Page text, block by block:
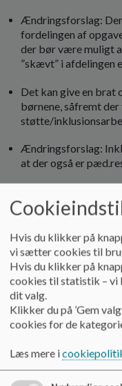
Ændringsforslag:
fordelingen af
der bør være muligt
”skævt” i afdelingen
Det kan give en brat
børnene, såfremt
støtte/
Ændringsforslag:
at der også er
Spørgsmål: Hvordan
eftermiddagen. Er
Spørgsmål: Hvorfor
dette område?
Spørgsmål: Er
modstrid med
Forældreinvolvering.
Hvis du klikker på
vi sætter cookies til
Hvis du klikker på
cookies til statistik – vi
dit valg.
Klikker du på ’Gem
cookies for de
Læs mere i